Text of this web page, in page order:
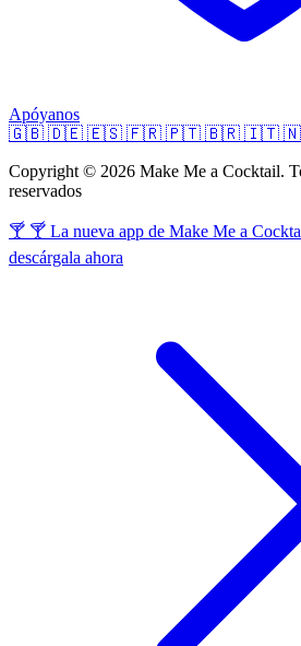
Apóyanos
🇬🇧 🇩🇪 🇪🇸 🇫🇷 🇵🇹 🇧🇷 🇮🇹
Copyright © 2026 Make Me a Cocktail.
reservados
🍸 🍸 La nueva app de Make Me a
descárgala ahora